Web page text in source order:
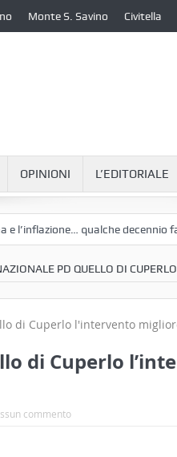
Monte S. Savino Civitella
OPINIONI L’EDITORIALE
qualche decennio fa
PD QUELLO DI
di Cuperlo
commento